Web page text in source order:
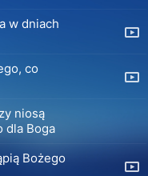
w dniach
co
niosą
dla Boga
Bożego